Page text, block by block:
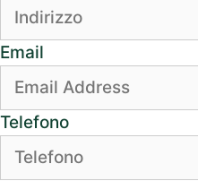
Email
Telefono